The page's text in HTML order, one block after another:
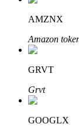
Bitrue Partners
AMZNX
Amazon
GRVT
Grvt
GOOGLX